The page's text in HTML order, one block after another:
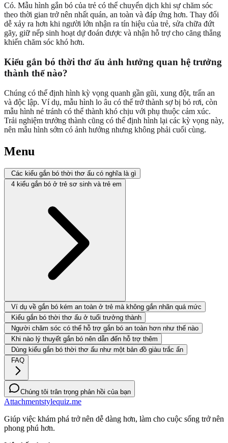
Có. Mẫu hình gắn bó của trẻ có thể chuyển dịch khi sự chăm sóc
theo thời gian trở nên nhất quán, an toàn và đáp ứng hơn. Thay đổi
dễ xảy ra hơn khi người lớn nhận ra tín hiệu của trẻ, sửa chữa đứt
gãy, giữ nếp sinh hoạt dự đoán được và nhận hỗ trợ cho căng thẳng
khiến chăm sóc khó hơn.
Kiểu gắn bó thời thơ ấu ảnh hưởng quan hệ trưởng
thành thế nào?
Chúng có thể định hình kỳ vọng quanh gần gũi, xung đột, trấn an
và độc lập. Ví dụ, mẫu hình lo âu có thể trở thành sợ bị bỏ rơi, còn
mẫu hình né tránh có thể thành khó chịu với phụ thuộc cảm xúc.
Trải nghiệm trưởng thành cũng có thể định hình lại các kỳ vọng này,
nên mẫu hình sớm có ảnh hưởng nhưng không phải cuối cùng.
Menu
Các kiểu gắn bó thời thơ ấu có nghĩa là gì
4 kiểu gắn bó ở trẻ sơ sinh và trẻ em
Ví dụ về gắn bó kém an toàn ở trẻ mà không gắn nhãn quá mức
Kiểu gắn bó thời thơ ấu ở tuổi trưởng thành
Người chăm sóc có thể hỗ trợ gắn bó an toàn hơn như thế nào
Khi nào lý thuyết gắn bó nên dẫn đến hỗ trợ thêm
Dùng kiểu gắn bó thời thơ ấu như một bản đồ giàu trắc ẩn
FAQ
Chúng tôi trân trọng phản hồi của bạn
Attachmentstylequiz.me
Giúp việc khám phá trở nên dễ dàng hơn, làm cho cuộc sống trở nên
phong phú hơn.